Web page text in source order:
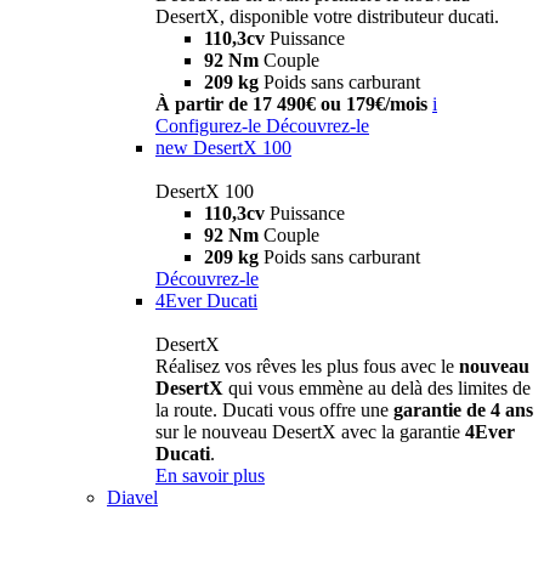
DesertX, disponible votre distributeur ducati.
110,3cv Puissance
92 Nm Couple
209 kg Poids sans carburant
À partir de 17 490€ ou 179€/mois i
Configurez-le Découvrez-le
new DesertX 100
DesertX 100
110,3cv Puissance
92 Nm Couple
209 kg Poids sans carburant
Découvrez-le
4Ever Ducati
DesertX
Réalisez vos rêves les plus fous avec le nouveau
DesertX qui vous emmène au delà des limites de
la route. Ducati vous offre une garantie de 4 ans
sur le nouveau DesertX avec la garantie 4Ever
Ducati.
En savoir plus
Diavel